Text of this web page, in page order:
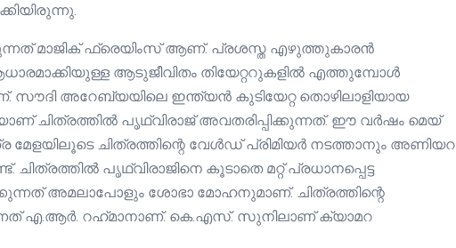
മാജിക് ഫ്രെയിംസ് ആണ്. പ്രശസ്ത എഴുത്തുകാരൻ
ആടുജീവിതം തിയേറ്ററുകളിൽ എത്തുമ്പോൾ
അറേബ്യയിലെ ഇന്ത്യന്‍ കുടിയേറ്റ തൊഴിലാളിയായ
ചിത്രത്തിൽ പൃഥ്വിരാജ് അവതരിപ്പിക്കുന്നത്. ഈ വർഷം മെയ്
മേളയിലൂടെ ചിത്രത്തിന്റെ വേൾഡ് പ്രിമിയര്‍ നടത്താനും അണിയറ
ചിത്രത്തിൽ പൃഥ്വിരാജിനെ കൂടാതെ മറ്റ് പ്രധാനപ്പെട്ട
അമലാപോളും ശോഭാ മോഹനുമാണ്. ചിത്രത്തിന്റെ
എ.ആര്‍. റഹ്‌മാനാണ്. കെ.എസ്. സുനിലാണ് ക്യാമറ